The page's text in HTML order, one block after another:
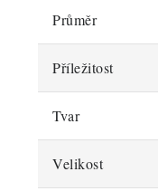
Průměr
Příležitost
Tvar
Velikost